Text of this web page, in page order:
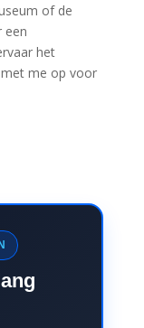
of de
een
het
me op voor